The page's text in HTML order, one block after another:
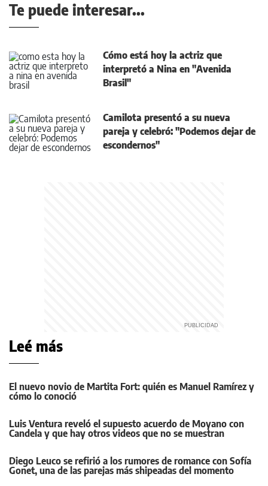
Te puede interesar...
Cómo está hoy la actriz que
interpretó a Nina en "Avenida
Brasil"
Camilota presentó a su nueva
pareja y celebró: "Podemos dejar de
escondernos"
Leé más
El nuevo novio de Martita Fort: quién es Manuel Ramírez y
cómo lo conoció
Luis Ventura reveló el supuesto acuerdo de Moyano con
Candela y que hay otros videos que no se muestran
Diego Leuco se refirió a los rumores de romance con Sofía
Gonet, una de las parejas más shipeadas del momento